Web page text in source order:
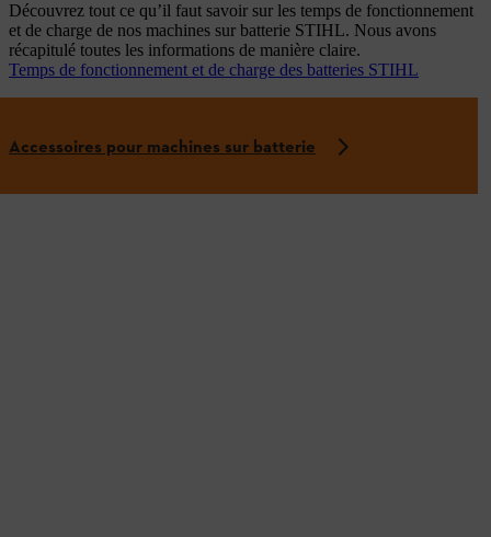
Découvrez tout ce qu’il faut savoir sur les temps de fonctionnement
et de charge de nos machines sur batterie STIHL. Nous avons
récapitulé toutes les informations de manière claire.
Temps de fonctionnement et de charge des batteries STIHL
Accessoires pour machines sur batterie